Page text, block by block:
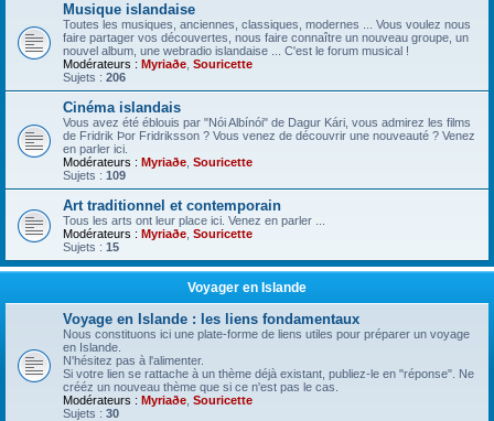
Musique islandaise
Toutes les musiques, anciennes, classiques, modernes ... Vous voulez nous
faire partager vos découvertes, nous faire connaître un nouveau groupe, un
nouvel album, une webradio islandaise ... C'est le forum musical !
Modérateurs : Myriaðe Souricette
Sujets : 206
Cinéma islandais
Vous avez été éblouis par "Nói Albínói" de Dagur Kári, vous admirez les films
de Fridrik Þor Fridriksson ? Vous venez de découvrir une nouveauté ? Venez
en parler ici.
Modérateurs : Myriaðe Souricette
Sujets : 109
Art traditionnel et contemporain
Tous les arts ont leur place ici. Venez en parler ...
Modérateurs : Myriaðe Souricette
Sujets : 15
Voyager en Islande
Voyage en Islande : les liens fondamentaux
Nous constituons ici une plate-forme de liens utiles pour préparer un voyage
en Islande.
N'hésitez pas à l'alimenter.
Si votre lien se rattache à un thème déjà existant, publiez-le en "réponse". Ne
crééz un nouveau thème que si ce n'est pas le cas.
Modérateurs : Myriaðe Souricette
Sujets : 30